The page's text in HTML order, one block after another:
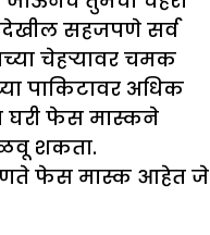
सहजपणे सर्व
चेहऱ्यावर चमक
पाकिटावर अधिक
घरी फेस मास्कने
शकता.
फेस मास्क आहेत जे